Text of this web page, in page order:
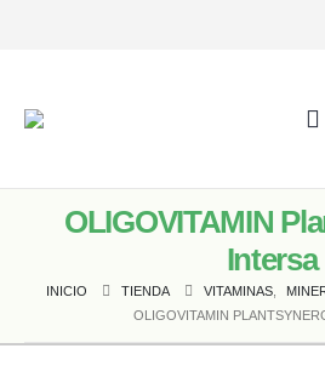
OLIGOVITAMIN
Intersa
INICIO TIENDA VITAMINAS
OLIGOVITAMIN